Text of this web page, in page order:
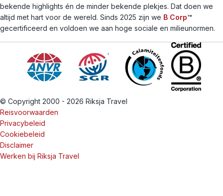
bekende highlights én de minder bekende plekjes. Dat doen we
altijd met hart voor de wereld. Sinds 2025 zijn we B Corp™
gecertificeerd en voldoen we aan hoge sociale en milieunormen.
© Copyright 2000 - 2026 Riksja Travel
Reisvoorwaarden
Privacybeleid
Cookiebeleid
Disclaimer
Werken bij Riksja Travel